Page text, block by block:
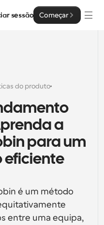
sessão Começar
para grupos
para um maior controlo
de nível empresarial
Cal.com
com a nossa API
& Text
variável para o design de
do produto
a
para um
eficiente
é um método
entre uma equipa,